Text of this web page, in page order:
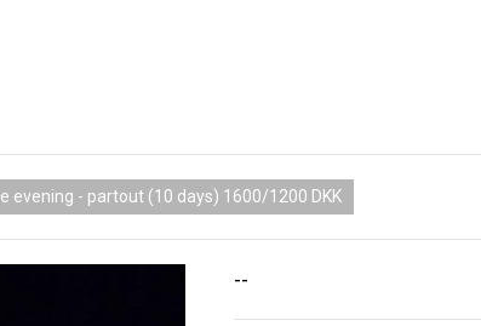
evening - partout (10 days) 1600/1200 DKK
--